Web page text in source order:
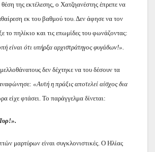
της εκτέλεσης, ο Χατζηανέστης έπρεπε να
εκ του βαθμού του. Δεν άφησε να τον
το πηλίκιο και τις επωμίδες του φωνάζοντας:
είναι ότι υπήρξα αρχιστράτηγος φυγάδων!».
δεν δέχτηκε να του δέσουν τα
«Αυτή η πράξις αποτελεί αίσχος δια
είχε φτάσει. Το παράγγελμα δίνεται:
μαρτύρων είναι συγκλονιστικές. Ο Ηλίας